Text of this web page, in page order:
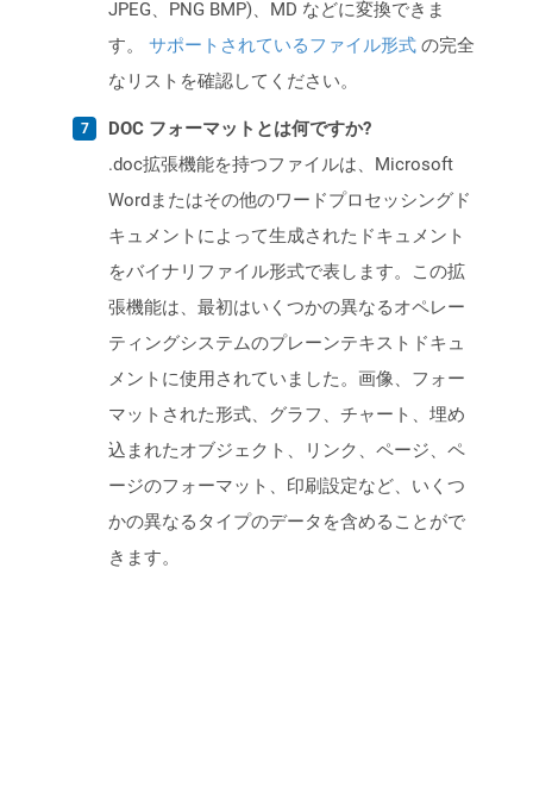
JPEG、PNG BMP)、MD などに変換できま
す。 サポートされているファイル形式 の完全
なリストを確認してください。
DOC フォーマットとは何ですか?
.doc拡張機能を持つファイルは、Microsoft
Wordまたはその他のワードプロセッシングド
キュメントによって生成されたドキュメント
をバイナリファイル形式で表します。この拡
張機能は、最初はいくつかの異なるオペレー
ティングシステムのプレーンテキストドキュ
メントに使用されていました。画像、フォー
マットされた形式、グラフ、チャート、埋め
込まれたオブジェクト、リンク、ページ、ペ
ージのフォーマット、印刷設定など、いくつ
かの異なるタイプのデータを含めることがで
きます。